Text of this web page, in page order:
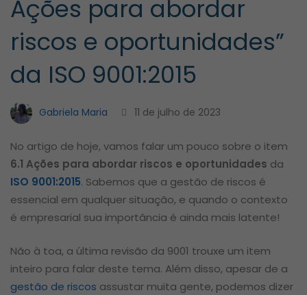
abordar
riscos
e
oportunidades”
da
ISO
9001:2015
Ações para abordar
riscos e oportunidades”
da ISO 9001:2015
Gabriela Maria 11 de julho de 2023
No artigo de hoje, vamos falar um pouco sobre o item
6.1 Ações para abordar riscos e oportunidades da
ISO 9001:2015. Sabemos que a gestão de riscos é
essencial em qualquer situação, e quando o contexto
é empresarial sua importância é ainda mais latente!
Não à toa, a última revisão da 9001 trouxe um item
inteiro para falar deste tema. Além disso, apesar de a
gestão de riscos assustar muita gente, podemos dizer